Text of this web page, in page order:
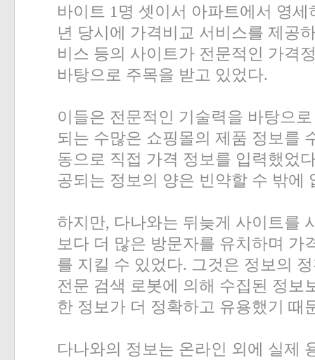
바이트 1 명 셋이서 아파트에서 영세
년 당시에 가격비교 서비스를 제공
비스 등의 사이트가 전문적인 가격
바탕으로 주목을 받고 있었다.
이들은 전문적인 기술력을 바탕으
되는 수많은 쇼핑몰의 제품 정보를
동으로 직접 가격 정보를 입력했었
공되는 정보의 양은 빈약할 수 밖에
하지만, 다나와는 뒤늦게 사이트를
보다 더 많은 방문자를 유치하며 가
를 지킬 수 있었다. 그것은 정보의
전문 검색 로봇에 의해 수집된 정보
한 정보가 더 정확하고 유용했기 때
다나와의 정보는 온라인 외에 실제